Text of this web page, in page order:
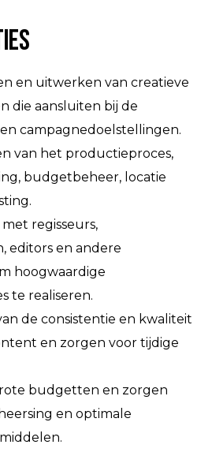
en uitwerken van creatieve
die aansluiten bij de
campagnedoelstellingen.
van het productieproces,
budgetbeheer, locatie
regisseurs,
editors en andere
hoogwaardige
te realiseren.
de consistentie en kwaliteit
en zorgen voor tijdige
budgetten en zorgen
en optimale